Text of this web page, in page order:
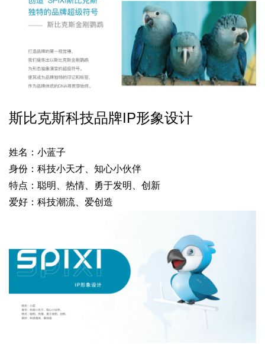
斯比克斯科技品牌IP形象设计
姓名： 小蓝子
身份：科技小天才、知心小伙伴
特点： 聪明、热情、勇于发明、创新
爱好 ：科技潮流、爱创造